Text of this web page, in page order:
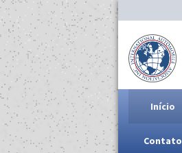
Início
Contato